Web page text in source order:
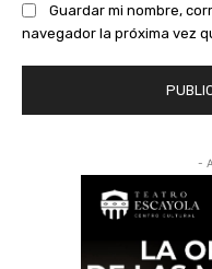
Guardar mi nombre,
navegador la próxima vez
-